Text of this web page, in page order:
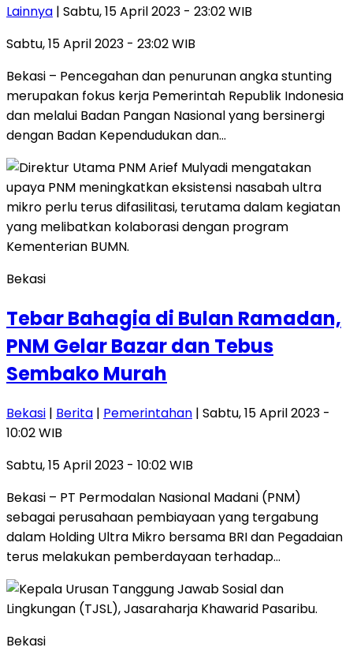
Lainnya | Sabtu, 15 April 2023 - 23:02 WIB
Sabtu, 15 April 2023 - 23:02 WIB
Bekasi – Pencegahan dan penurunan angka stunting
merupakan fokus kerja Pemerintah Republik Indonesia
dan melalui Badan Pangan Nasional yang bersinergi
dengan Badan Kependudukan dan…
Bekasi
Tebar Bahagia di Bulan Ramadan,
PNM Gelar Bazar dan Tebus
Sembako Murah
Bekasi | Berita | Pemerintahan | Sabtu, 15 April 2023 -
10:02 WIB
Sabtu, 15 April 2023 - 10:02 WIB
Bekasi – PT Permodalan Nasional Madani (PNM)
sebagai perusahaan pembiayaan yang tergabung
dalam Holding Ultra Mikro bersama BRI dan Pegadaian
terus melakukan pemberdayaan terhadap…
Bekasi